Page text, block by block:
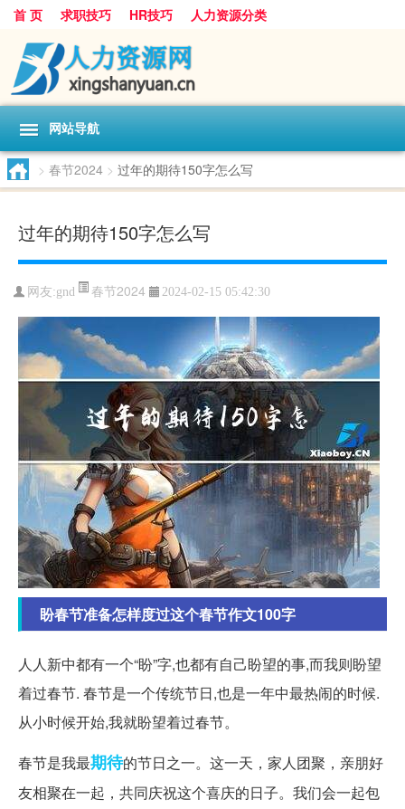
首 页 求职技巧 HR技巧 人力资源分类
网站导航
> 春节2024 > 过年的期待150字怎么写
过年的期待150字怎么写
网友:gnd 春节2024 2024-02-15 05:42:30
盼春节准备怎样度过这个春节作文100字
人人新中都有一个“盼”字,也都有自己盼望的事,而我则盼望
着过春节. 春节是一个传统节日,也是一年中最热闹的时候.
从小时候开始,我就盼望着过春节。
春节是我最期待的节日之一。这一天，家人团聚，亲朋好
友相聚在一起，共同庆祝这个喜庆的日子。我们会一起包